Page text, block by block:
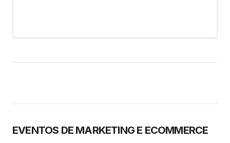
EVENTOS DE MARKETING E ECOMMERCE